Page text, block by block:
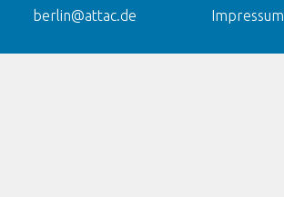
berlin@attac.de Impressum